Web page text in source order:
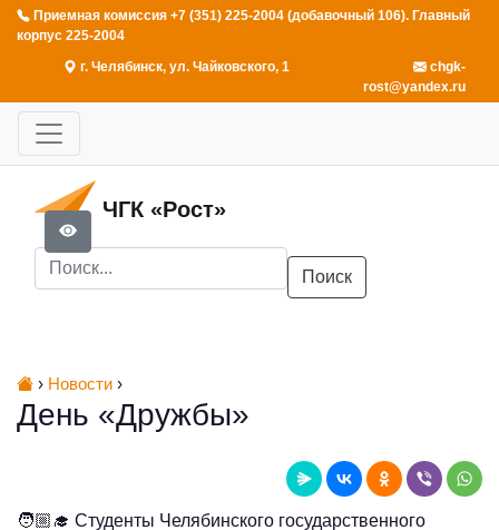
Приемная комиссия +7 (351) 225-2004 (добавочный 106). Главный
корпус 225-2004
г. Челябинск, ул. Чайковского, 1
chgk-
rost@yandex.ru
ЧГК «Рост»
Поиск
› Новости ›
День «Дружбы»
🧑🏼‍🎓 Студенты Челябинского государственного